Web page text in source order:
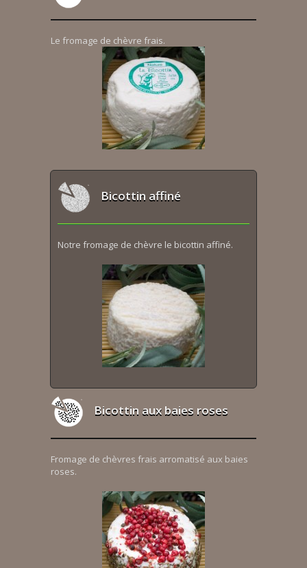
Le fromage de chèvre frais.
Bicottin affiné
Notre fromage de chèvre le bicottin affiné.
Bicottin aux baies roses
Fromage de chèvres frais arromatisé aux baies
roses.